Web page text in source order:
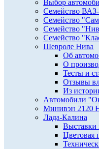
Выбор
Семейство
Семейство
Семейство
Семейство
Шевроле Нива
Об
О
Тесты и
Отзывы
Из
Автомобили
Минивэн 2120
Лада-Калина
Выставки
Цветовая